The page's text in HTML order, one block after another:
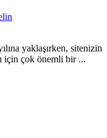
yaklaşırken, sitenizin
için çok önemli bir ...